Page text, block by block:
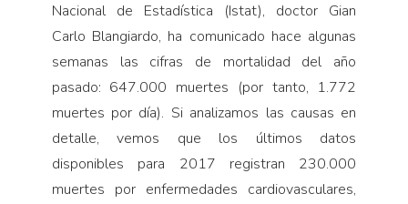
Nacional de Estadística (Istat), doctor Gian
Carlo Blangiardo, ha comunicado hace algunas
semanas las cifras de mortalidad del año
pasado: 647.000 muertes (por tanto, 1.772
muertes por día). Si analizamos las causas en
detalle, vemos que los últimos datos
disponibles para 2017 registran 230.000
muertes por enfermedades cardiovasculares,